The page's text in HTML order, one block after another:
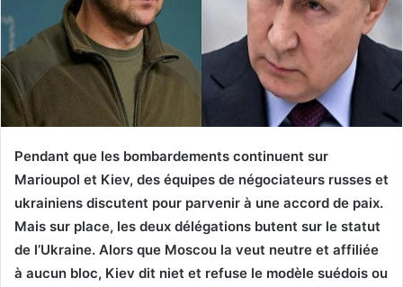
Pendant que les bombardements continuent sur
Marioupol et Kiev, des équipes de négociateurs russes et
ukrainiens discutent pour parvenir à une accord de paix.
Mais sur place, les deux délégations butent sur le statut
de l’Ukraine. Alors que Moscou la veut neutre et affiliée
à aucun bloc, Kiev dit niet et refuse le modèle suédois ou